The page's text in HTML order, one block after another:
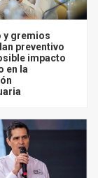
y gremios
preventivo
impacto
en la